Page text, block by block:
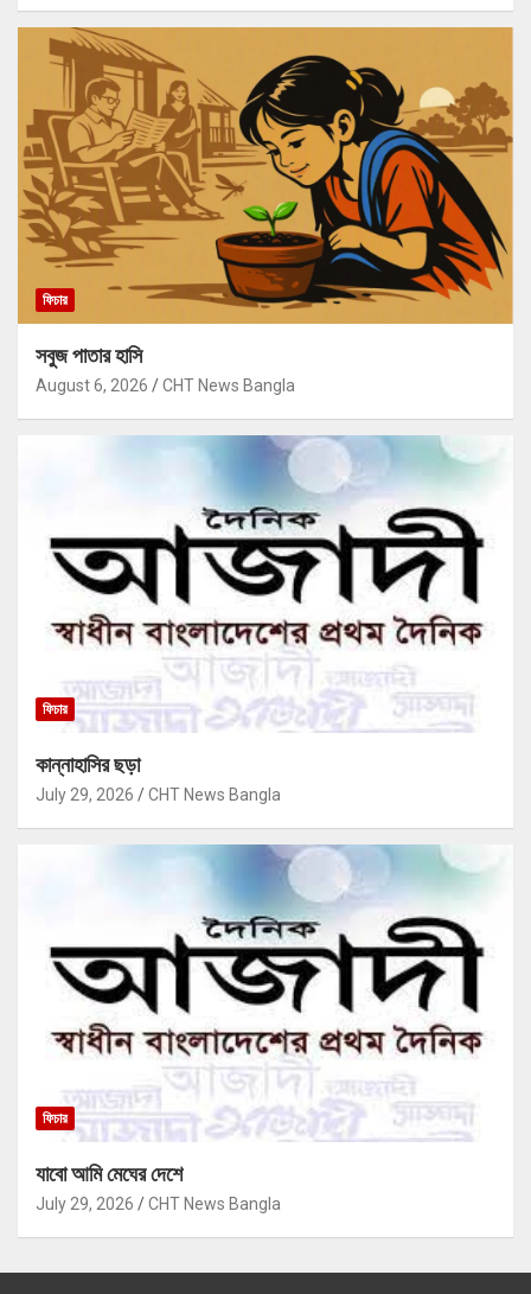
ফিচার
সবুজ পাতার হাসি
August 6, 2026 CHT News Bangla
ফিচার
কান্নাহাসির ছড়া
July 29, 2026 CHT News Bangla
ফিচার
যাবো আমি মেঘের দেশে
July 29, 2026 CHT News Bangla